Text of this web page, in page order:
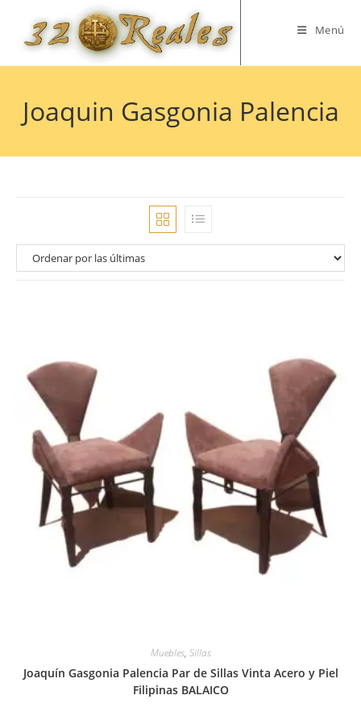
contenido
Menú
Joaquin Gasgonia Palencia
Muebles, Sillas
Joaquín Gasgonia Palencia Par de Sillas Vinta Acero y Piel
Filipinas BALAICO